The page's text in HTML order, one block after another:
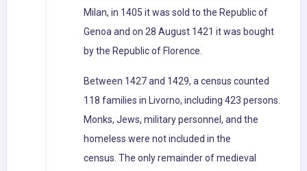
Milan, in 1405 it was sold to the Republic of
Genoa and on 28 August 1421 it was bought
by the Republic of Florence.
Between 1427 and 1429, a census counted
118 families in Livorno, including 423 persons.
Monks, Jews, military personnel, and the
homeless were not included in the
census. The only remainder of medieval